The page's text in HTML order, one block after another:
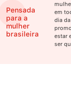
Pensada
para a
mulher
brasileira
em
dia
estar
ser